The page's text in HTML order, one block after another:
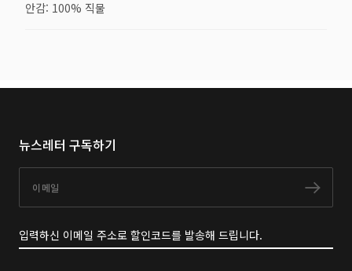
안감: 100% 직물
뉴스레터 구독하기
구독
입력하신 이메일 주소로 할인코드를 발송해 드립니다.